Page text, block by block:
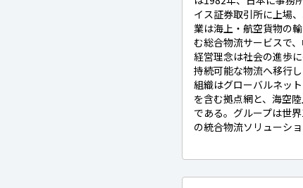
イス証券取引所に上場
業は海上・航空貨物の
む総合物流サービスで
経営理念は社会の進歩
持続可能な物流へ移行
組織はグローバルネッ
を含む拠点網と、海空
である。グループは世
の統合物流ソリューショ